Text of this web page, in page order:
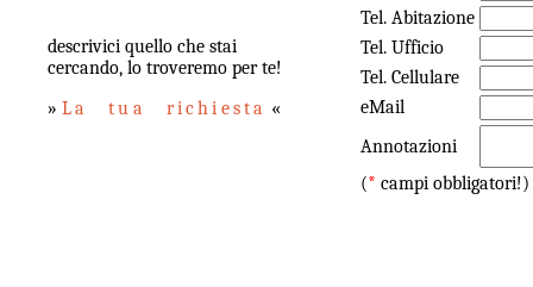
descrivici quello che stai
cercando, lo troveremo per te!
» La tua richiesta «
Tel. Abitazione
Tel. Ufficio
Tel. Cellulare
eMail
Annotazioni
(* campi obbligatori!)